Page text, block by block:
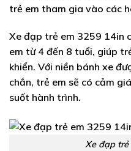
trẻ em tham gia vào các
Xe đạp trẻ em 3259 14in
em từ 4 đến 8 tuổi, giúp
khiển. Với niền bánh xe
chắn, trẻ em sẽ có cảm
suốt hành trình.
Xe đạp